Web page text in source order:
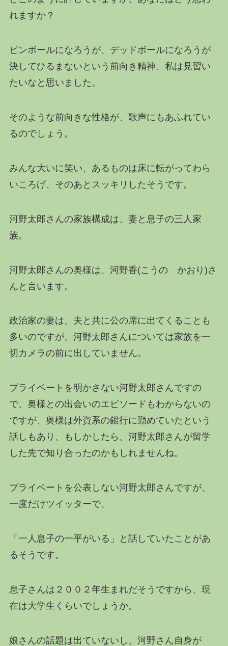
れますか？
ピンボールになろうが、デッドボールになろうが
決してひるまないという前向き精神、私は見習い
たいなと思いました。
そのような前向きな性格が、歌声にもあふれてい
るのでしょう。
みんな大いに笑い、あるものは床に転がってわら
いころげ、そのあとスッキリしたそうです。
河野太郎さんの家族構成は、妻と息子の三人家
族。
河野太郎さんの奥様は、河野香(こうの かおり)さ
んと言います。
政治家の妻は、夫と共に公の席に出てくることも
多いのですが、河野太郎さんについては家族を一
切カメラの前に出していません。
プライベートを明かさない河野太郎さんですの
で、奥様との出会いのエピソードもわからないの
ですが、奥様は外資系の銀行に勤めていたという
話しもあり、もしかしたら、河野太郎さんが留学
した先で知り合ったのかもしれませんね。
プライベートを公表しない河野太郎さんですが、
一度だけツイッターで、
「一人息子の一平がいる」と話していたことがあ
るそうです。
息子さんは２００２年生まれだそうですから、現
在は大学生くらいでしょうか。
娘さんの話題は出ていないし、河野さん自身が